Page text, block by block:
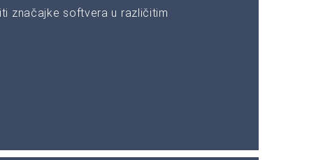
značajke softvera u različitim